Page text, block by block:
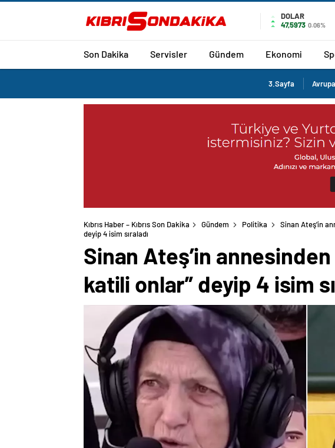
DOLAR
47,5973 0.06%
Son Dakika Servisler Gündem Ekonomi
3.Sayfa Avrupa
Kıbrıs Haber – Kıbrıs Son Dakika Gündem Politika Sinan Ateş’in
Sinan Ateş’in
katili onlar” deyip 4 isim